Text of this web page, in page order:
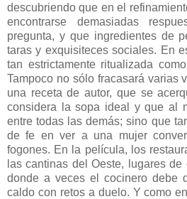
descubriendo que en el
encontrarse demasiadas
pregunta, y que ingredientes de
taras y exquisiteces sociales. En
tan estrictamente ritualizada
Tampoco no sólo fracasará varias
una receta de autor, que se
considera la sopa ideal y que al
entre todas las demás; sino que
de fe en ver a una mujer
fogones. En la película, los
las cantinas del Oeste, lugares
donde a veces el cocinero debe
caldo con retos a duelo. Y como